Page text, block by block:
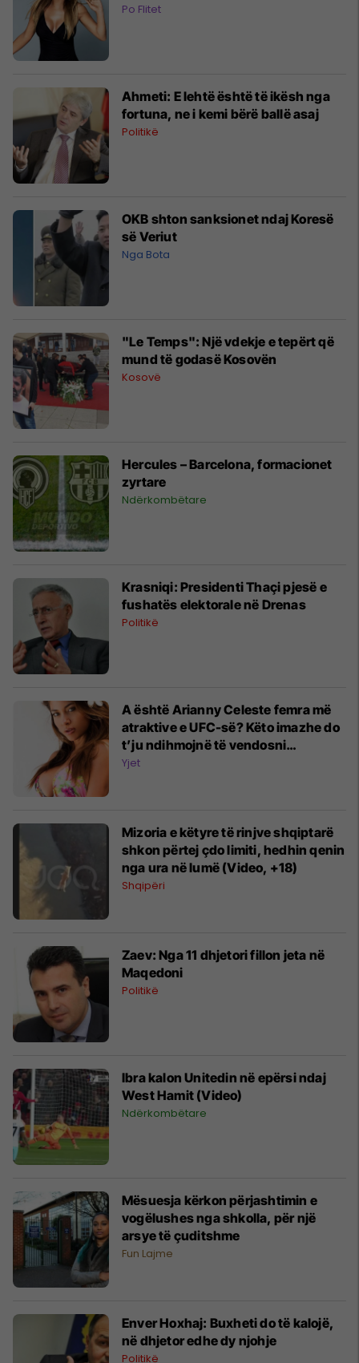
Po Flitet
Ahmeti: E lehtë është të ikësh nga
fortuna, ne i kemi bërë ballë asaj
Politikë
OKB shton sanksionet ndaj Koresë
së Veriut
Nga Bota
"Le Temps": Një vdekje e tepërt që
mund të godasë Kosovën
Kosovë
Hercules – Barcelona, formacionet
zyrtare
Ndërkombëtare
Krasniqi: Presidenti Thaçi pjesë e
fushatës elektorale në Drenas
Politikë
A është Arianny Celeste femra më
atraktive e UFC-së? Këto imazhe do
t’ju ndihmojnë të vendosni
(Foto/Video)
Yjet
Mizoria e këtyre të rinjve shqiptarë
shkon përtej çdo limiti, hedhin qenin
nga ura në lumë (Video, +18)
Shqipëri
Zaev: Nga 11 dhjetori fillon jeta në
Maqedoni
Politikë
Ibra kalon Unitedin në epërsi ndaj
West Hamit (Video)
Ndërkombëtare
Mësuesja kërkon përjashtimin e
vogëlushes nga shkolla, për një
arsye të çuditshme
Fun Lajme
Enver Hoxhaj: Buxheti do të kalojë,
në dhjetor edhe dy njohje
Politikë